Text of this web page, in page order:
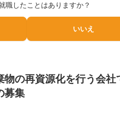
職したことはありますか？
いいえ
物の再資源化を行う会社
募集